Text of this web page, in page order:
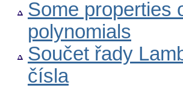
Some properties
polynomials
Součet řady
čísla